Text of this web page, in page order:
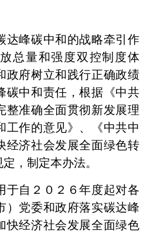
峰碳中和的战略牵引作
总量和强度双控制度体
政府树立和践行正确政绩
碳中和责任，根据《中共
整准确全面贯彻新发展理
工作的意见》、《中共中
经济社会发展全面绿色转
，制定本办法。
自２０２６年度起对各
）党委和政府落实碳达峰
快经济社会发展全面绿色